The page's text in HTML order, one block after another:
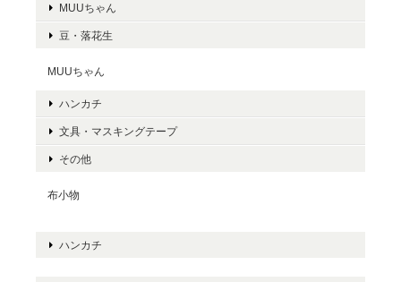
MUUちゃん
豆・落花生
MUUちゃん
ハンカチ
文具・マスキングテープ
その他
布小物
ハンカチ